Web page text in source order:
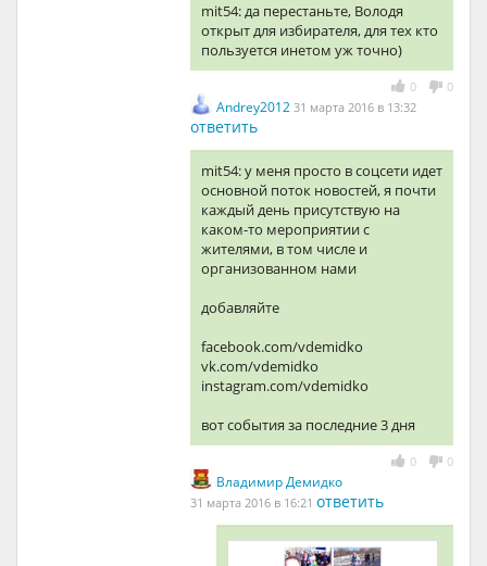
mit54: да перестаньте, Володя
открыт для избирателя, для тех кто
пользуется инетом уж точно)
0 0
Andrey2012 31 марта 2016 в 13:32
ответить
mit54: у меня просто в соцсети идет
основной поток новостей, я почти
каждый день присутствую на
каком-то мероприятии с
жителями, в том числе и
организованном нами
добавляйте
facebook.com/vdemidko
vk.com/vdemidko
instagram.com/vdemidko
вот события за последние 3 дня
0 0
Владимир Демидко
31 марта 2016 в 16:21 ответить